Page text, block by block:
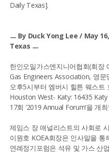
Daily Texas].
ㅡ By Duck Yong Lee / May
Texas ㅡ
한인오일가스엔지니어협회(회장
Gas Engineers Association, 영문
오후5시부터 엠버시 힐튼 웨스트
Houston West- Katy: 16435
17회 ‘2019 Annual Forum’을 개
제임스 장 애널리스트의 사회로
이원호 KOEA회장은 인사말을 통
연례정기포럼은 석유 및 가스 산